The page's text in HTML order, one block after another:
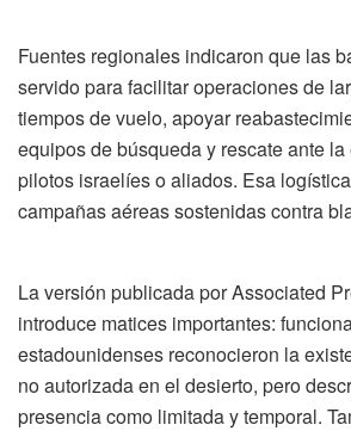
Fuentes regionales indicaron que las
servido para facilitar operaciones de
tiempos de vuelo, apoyar
equipos de búsqueda y rescate ante
pilotos israelíes o aliados. Esa
campañas aéreas sostenidas contra
La versión publicada por Associated
introduce matices importantes:
estadounidenses reconocieron la
no autorizada en el desierto, pero
presencia como limitada y temporal.